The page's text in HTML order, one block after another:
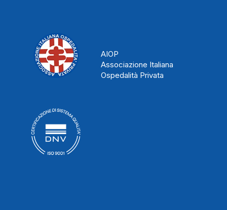
AIOP
Associazione Italiana
Ospedalità Privata